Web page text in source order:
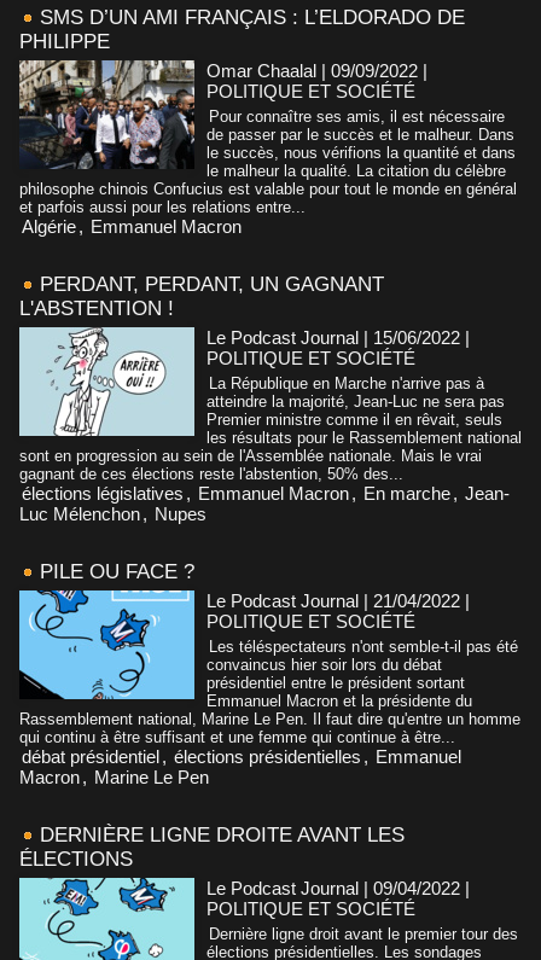
SMS D’UN AMI FRANÇAIS : L’ELDORADO DE
PHILIPPE
Omar Chaalal | 09/09/2022 |
POLITIQUE ET SOCIÉTÉ
Pour connaître ses amis, il est nécessaire
de passer par le succès et le malheur. Dans
le succès, nous vérifions la quantité et dans
le malheur la qualité. La citation du célèbre
philosophe chinois Confucius est valable pour tout le monde en général
et parfois aussi pour les relations entre...
Algérie, Emmanuel Macron
PERDANT, PERDANT, UN GAGNANT
L'ABSTENTION !
Le Podcast Journal | 15/06/2022 |
POLITIQUE ET SOCIÉTÉ
La République en Marche n'arrive pas à
atteindre la majorité, Jean-Luc ne sera pas
Premier ministre comme il en rêvait, seuls
les résultats pour le Rassemblement national
sont en progression au sein de l'Assemblée nationale. Mais le vrai
gagnant de ces élections reste l'abstention, 50% des...
élections législatives , Emmanuel Macron, En marche, Jean-
Luc Mélenchon, Nupes
PILE OU FACE ?
Le Podcast Journal | 21/04/2022 |
POLITIQUE ET SOCIÉTÉ
Les téléspectateurs n'ont semble-t-il pas été
convaincus hier soir lors du débat
présidentiel entre le président sortant
Emmanuel Macron et la présidente du
Rassemblement national, Marine Le Pen. Il faut dire qu'entre un homme
qui continu à être suffisant et une femme qui continue à être...
débat présidentiel, élections présidentielles , Emmanuel
Macron, Marine Le Pen
DERNIÈRE LIGNE DROITE AVANT LES
ÉLECTIONS
Le Podcast Journal | 09/04/2022 |
POLITIQUE ET SOCIÉTÉ
Dernière ligne droit avant le premier tour des
élections présidentielles. Les sondages